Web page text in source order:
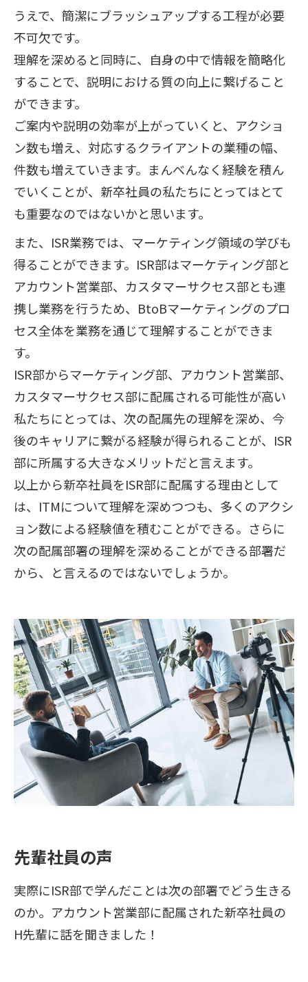
うえで、簡潔にブラッシュアップする工程が必要
不可欠です。
理解を深めると同時に、自身の中で情報を簡略化
することで、説明における質の向上に繋げること
ができます。
ご案内や説明の効率が上がっていくと、アクショ
ン数も増え、対応するクライアントの業種の幅、
件数も増えていきます。まんべんなく経験を積ん
でいくことが、新卒社員の私たちにとってはとて
も重要なのではないかと思います。
また、ISR業務では、マーケティング領域の学びも
得ることができます。ISR部はマーケティング部と
アカウント営業部、カスタマーサクセス部とも連
携し業務を行うため、BtoBマーケティングのプロ
セス全体を業務を通じて理解することができま
す。
ISR部からマーケティング部、アカウント営業部、
カスタマーサクセス部に配属される可能性が高い
私たちにとっては、次の配属先の理解を深め、今
後のキャリアに繋がる経験が得られることが、ISR
部に所属する大きなメリットだと言えます。
以上から新卒社員をISR部に配属する理由として
は、ITMについて理解を深めつつも、多くのアクシ
ョン数による経験値を積むことができる。さらに
次の配属部署の理解を深めることができる部署だ
から、と言えるのではないでしょうか。
先輩社員の声
実際にISR部で学んだことは次の部署でどう生きる
のか。アカウント営業部に配属された新卒社員の
H先輩に話を聞きました！